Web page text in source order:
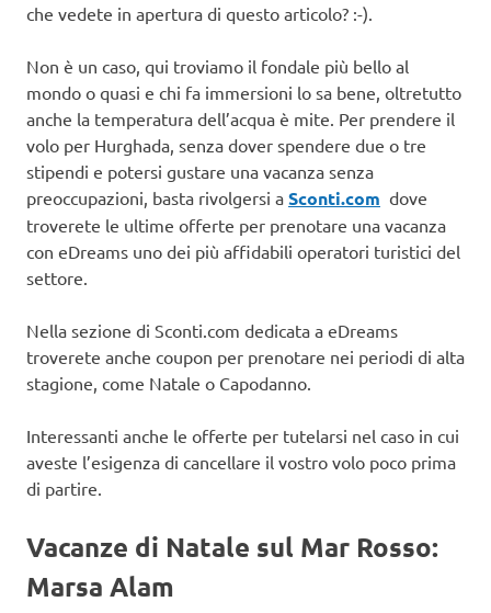
che vedete in apertura di questo articolo? :-).
Non è un caso, qui troviamo il fondale più bello al
mondo o quasi e chi fa immersioni lo sa bene, oltretutto
anche la temperatura dell’acqua è mite. Per prendere il
volo per Hurghada, senza dover spendere due o tre
stipendi e potersi gustare una vacanza senza
preoccupazioni, basta rivolgersi a Sconti.com dove
troverete le ultime offerte per prenotare una vacanza
con eDreams uno dei più affidabili operatori turistici del
settore.
Nella sezione di Sconti.com dedicata a eDreams
troverete anche coupon per prenotare nei periodi di alta
stagione, come Natale o Capodanno.
Interessanti anche le offerte per tutelarsi nel caso in cui
aveste l’esigenza di cancellare il vostro volo poco prima
di partire.
Vacanze di Natale sul Mar Rosso:
Marsa Alam